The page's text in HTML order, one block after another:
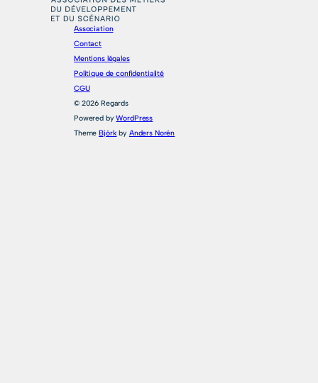
Association
Contact
Mentions légales
Politique de confidentialité
CGU
© 2026 Regards
Powered byWordPress
ThemeBjörk by Anders Norén